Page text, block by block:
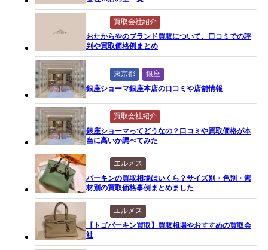
買取会社紹介
おたからやのブランド買取について、口コミでの評
判や買取価格例まとめ
東京都
銀座
銀座ショーマ銀座本店の口コミや店舗情報
買取会社紹介
銀座ショーマってどうなの？口コミや買取価格が本
当に高いか調べてみた
エルメス
バーキンの買取相場はいくら？サイズ別・色別・素
材別の買取価格事例まとめました
エルメス
【トゴバーキン買取】買取相場やおすすめの買取会
社